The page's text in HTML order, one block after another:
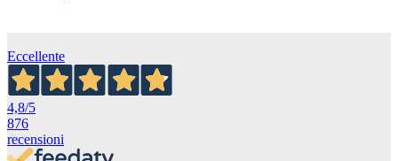
Eccellente
4,8/5
876
recensioni